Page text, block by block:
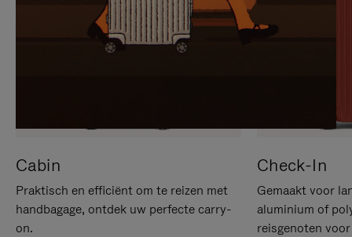
DEMPEN
OP
Cabin
Praktisch en efficiënt om te reizen met
handbagage, ontdek uw perfecte carry-
on.
Check-In
Gemaakt voor
aluminium of
reisgenoten